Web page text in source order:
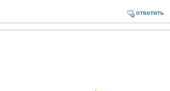
ответить